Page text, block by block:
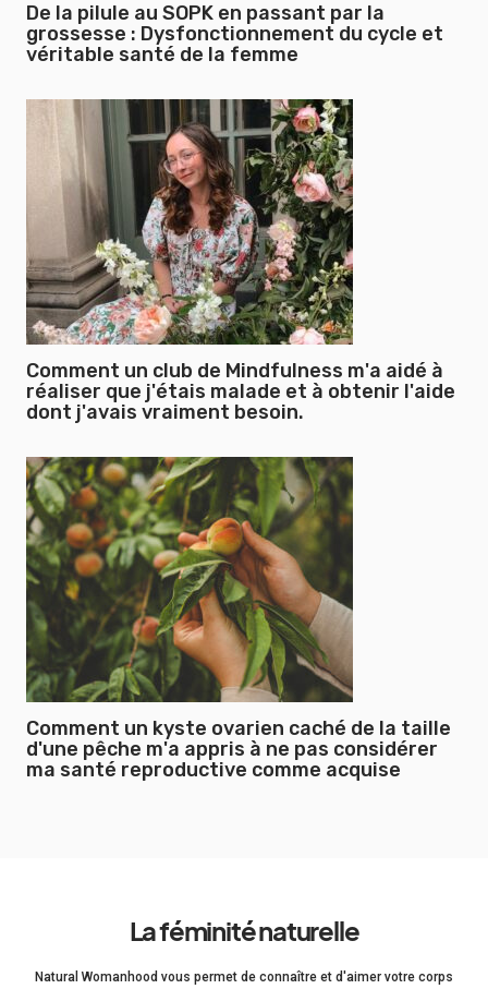
De la pilule au SOPK en passant par la
grossesse : Dysfonctionnement du cycle et
véritable santé de la femme
Comment un club de Mindfulness m'a aidé à
réaliser que j'étais malade et à obtenir l'aide
dont j'avais vraiment besoin.
Comment un kyste ovarien caché de la taille
d'une pêche m'a appris à ne pas considérer
ma santé reproductive comme acquise
La féminité naturelle
Natural Womanhood vous permet de connaître et d'aimer votre corps